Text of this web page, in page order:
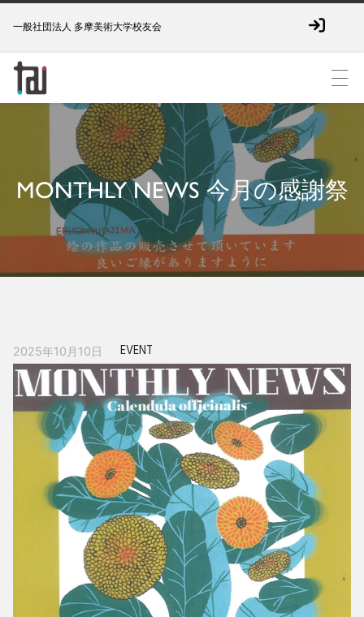
一般社団法人 多摩美術大学校友会
MONTHLY NEWS 今月の感謝祭
2025年10月10日 EVENT